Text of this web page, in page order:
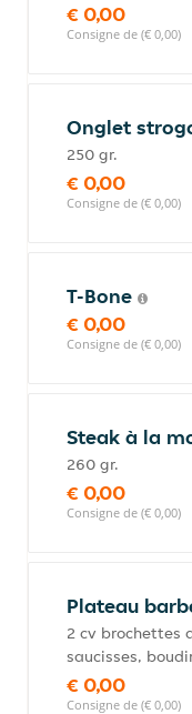
€ 0,00
Consigne de (€ 0,00)
Onglet
250 gr.
€ 0,00
Consigne de (€ 0,00)
T-Bone
€ 0,00
Consigne de (€ 0,00)
Steak à la
260 gr.
€ 0,00
Consigne de (€ 0,00)
Plateau
2 cv brochettes
saucisses,
€ 0,00
Consigne de (€ 0,00)